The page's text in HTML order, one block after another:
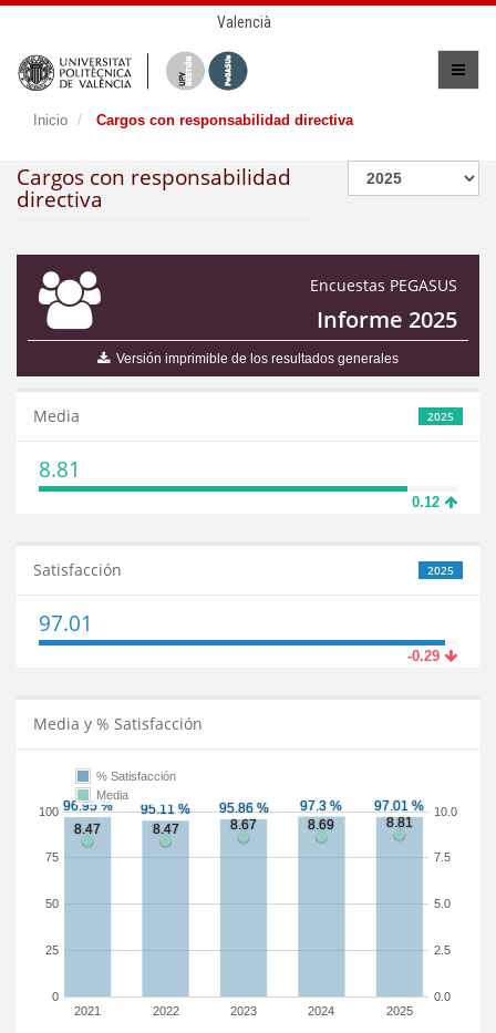
Valencià
Inicio Cargos con responsabilidad directiva
Cargos con responsabilidad
directiva
Encuestas PEGASUS
Informe 2025
Versión imprimible de los resultados generales
2025
Media
8.81
0.12
2025
Satisfacción
97.01
-0.29
Media y % Satisfacción
2021 2022 2023 2024 2025
0
25
50
75
100
0.0
2.5
5.0
7.5
10.0
% Satisfacción
Media